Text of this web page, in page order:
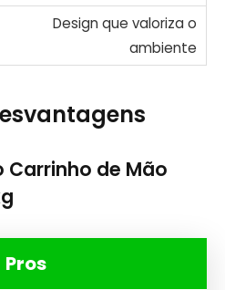
Design que valoriza o
ambiente
Carrinho de Mão
Pros